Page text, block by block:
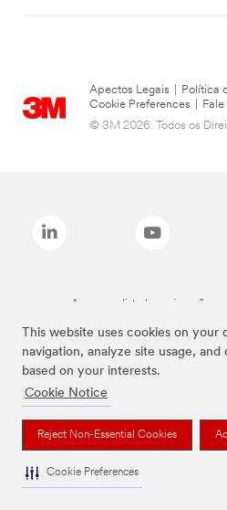
This website uses cookies on your
navigation, analyze site usage,
based on your interests.
Cookie Notice
Reject Non-Essential Cookies
Cookie Preferences
Apectos Legais Política
Cookie Preferences
© 3M 2026. Todos os
As marcas listadas a cima são